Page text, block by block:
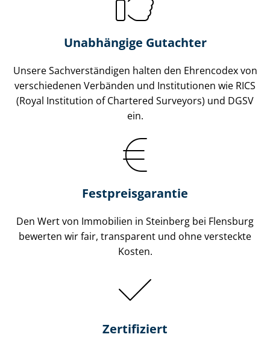
Unabhängige Gutachter
Unsere Sach­ver­stän­di­gen halten den Ehrencodex von
verschiedenen Verbänden und Institutionen wie RICS
(Royal Institution of Chartered Surveyors) und DGSV
ein.
Festpreis​garantie
Den Wert von Immobilien in Steinberg bei Flensburg
bewerten wir fair, transparent und ohne versteckte
Kosten.
Zertifiziert